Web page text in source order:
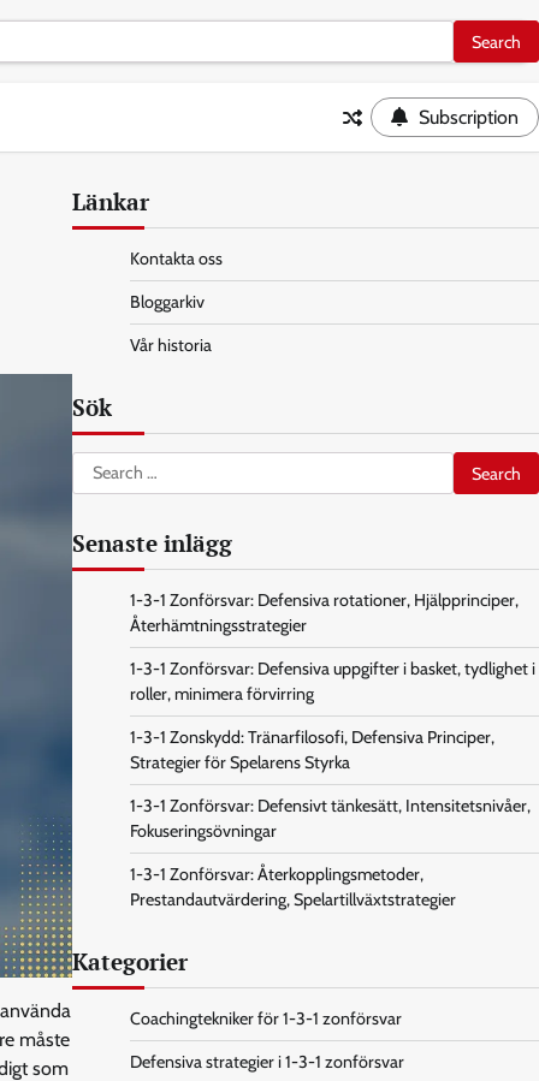
Subscription
måste
som
Länkar
Kontakta oss
Bloggarkiv
Vår historia
Sök
Search
for:
Senaste inlägg
1-3-1 Zonförsvar: Defensiva rotationer, Hjälpprinciper,
Återhämtningsstrategier
1-3-1 Zonförsvar: Defensiva uppgifter i basket, tydlighet i
roller, minimera förvirring
1-3-1 Zonskydd: Tränarfilosofi, Defensiva Principer,
Strategier för Spelarens Styrka
1-3-1 Zonförsvar: Defensivt tänkesätt, Intensitetsnivåer,
Fokuseringsövningar
1-3-1 Zonförsvar: Återkopplingsmetoder,
Prestandautvärdering, Spelartillväxtstrategier
Kategorier
Coachingtekniker för 1-3-1 zonförsvar
Defensiva strategier i 1-3-1 zonförsvar